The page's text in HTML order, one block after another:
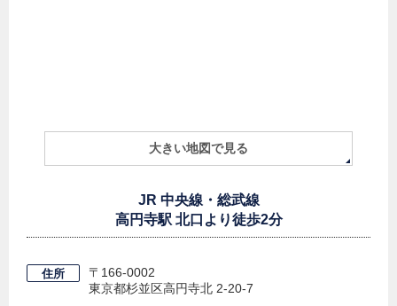
大きい地図で見る
JR 中央線・総武線
高円寺駅 北口より徒歩2分
住所
〒166-0002
東京都杉並区高円寺北 2-20-7